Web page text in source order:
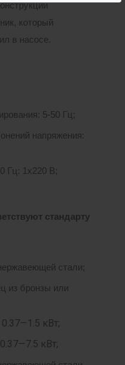
который
в насосе.
5-50 Гц;
напряжения:
Гц: 1х220 В;
стандарту
стали;
из бронзы или
кВт;
кВт;